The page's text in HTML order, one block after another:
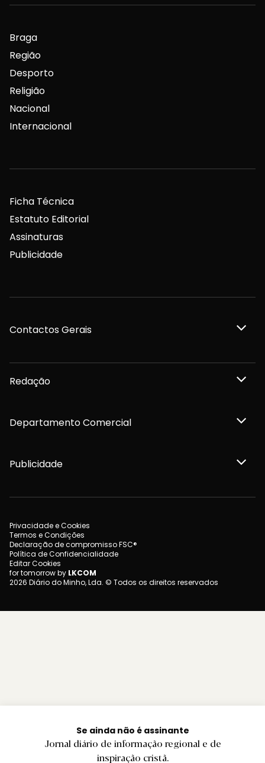
Se ainda não é assinante
Jornal diário de informação regional e de
inspiração cristã.
Braga
Região
Desporto
Religião
Nacional
Internacional
Ficha Técnica
Estatuto Editorial
Assinaturas
Publicidade
Contactos Gerais
Redação
Departamento Comercial
Publicidade
Privacidade e Cookies
Termos e Condições
Declaração de compromisso FSC®
Política de Confidencialidade
Editar Cookies
for tomorrow by LKCOM
2026 Diário do Minho, Lda. © Todos os direitos reservados